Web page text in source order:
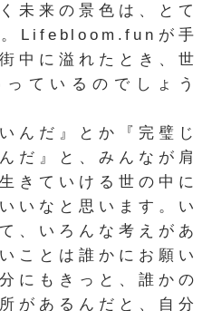
未来の景色は、とて
。Lifebloom.funが手
中に溢れたとき、世
ているのでしょう
んだ』とか『完璧じ
だ』と、みんなが肩
きていける世の中に
いなと思います。い
、いろんな考えがあ
ことは誰かにお願い
にもきっと、誰かの
があるんだと、自分